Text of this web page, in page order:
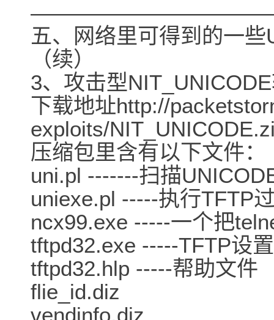
五、网络里可得到的一
（续）
3、攻击型
下载地址http://
exploits/
压缩包里含有以下文件：
uni.pl -------扫描
uniexe.pl -----执行TFTP
ncx99.exe -----一个把
tftpd32.exe -----TFTP设
tftpd32.hlp -----帮助文件
flie_id.diz
vendinfo.diz